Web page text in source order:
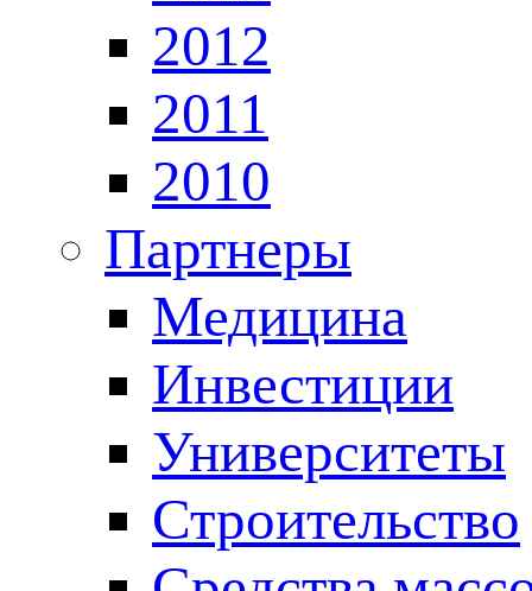
2012
2011
2010
Партнеры
Медицина
Инвестиции
Университеты
Строительство